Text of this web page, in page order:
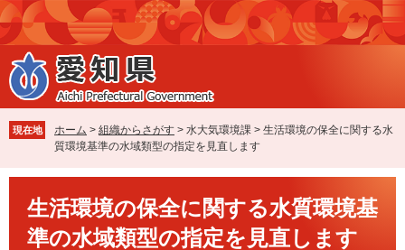
ペ
ー
ジ
の
先
で
す
メ
ニ
ュ
ー
を
ば
し
本
現在地 ホーム > 組織からさがす > 水大気環境課 > 生活環境の保全に関する水
質環境基準の水域類型の指定を見直します
生活環境の保全に関する水質環境基
準の水域類型の指定を見直します